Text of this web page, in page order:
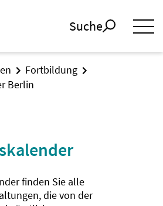
Suche
Fortbildung
Berlin
finden Sie alle
die von der